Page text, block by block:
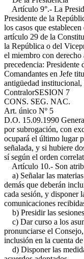
Artículo 9°.- La
Presidente de la
los casos que
artículo 29 de la
la República o del
el miembro con
precedencia: Presidente
Comandantes en Jefe
antigüedad
ContralorSESION 7
CONS. SEG. NAC.
Art. único Nº 5
D.O. 15.09.1990
por subrogación, con
ocupará el último lugar
señalada, y si hubiere
sí según el orden
Artículo 10.- Son
a) Señalar las
demás que deberán
cada sesión, y disponer
comunicaciones
b) Presidir las
c) Dar curso a los
pronunciarse el
inclusión en la cuenta
d) Disponer las